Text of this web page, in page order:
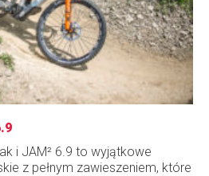
i JAM² 6.9 to wyjątkowe
z pełnym zawieszeniem, które